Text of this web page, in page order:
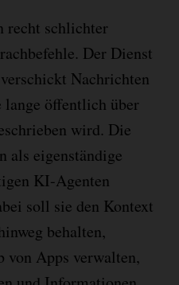
recht schlichter
Der Dienst
Nachrichten
lange öffentlich über
wird. Die
als eigenständige
KI-Agenten
soll sie den Kontext
behalten,
von Apps verwalten,